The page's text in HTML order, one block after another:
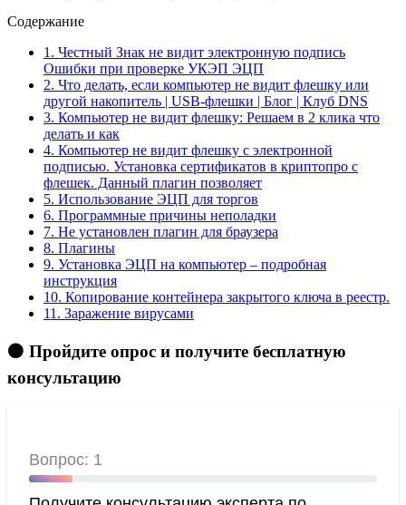
Содержание
1. Честный Знак не видит электронную подпись
Ошибки при проверке УКЭП ЭЦП
2. Что делать, если компьютер не видит флешку или
другой накопитель | USB-флешки | Блог | Клуб DNS
3. Компьютер не видит флешку: Решаем в 2 клика что
делать и как
4. Компьютер не видит флешку с электронной
подписью. Установка сертификатов в криптопро с
флешек. Данный плагин позволяет
5. Использование ЭЦП для торгов
6. Программные причины неполадки
7. Не установлен плагин для браузера
8. Плагины
9. Установка ЭЦП на компьютер – подробная
инструкция
10. Копирование контейнера закрытого ключа в реестр.
11. Заражение вирусами
🟠 Пройдите опрос и получите бесплатную
консультацию